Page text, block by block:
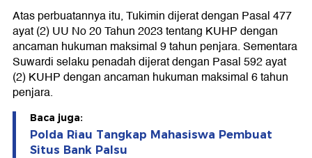
Atas perbuatannya itu, Tukimin dijerat dengan Pasal 477
ayat (2) UU No 20 Tahun 2023 tentang KUHP dengan
ancaman hukuman maksimal 9 tahun penjara. Sementara
Suwardi selaku penadah dijerat dengan Pasal 592 ayat
(2) KUHP dengan ancaman hukuman maksimal 6 tahun
penjara.
Baca juga:
Polda Riau Tangkap Mahasiswa Pembuat
Situs Bank Palsu